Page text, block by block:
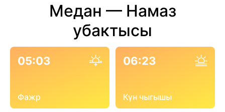
Медан — Намаз
убактысы
05:03
Фажр
06:23
Күн чыгышы